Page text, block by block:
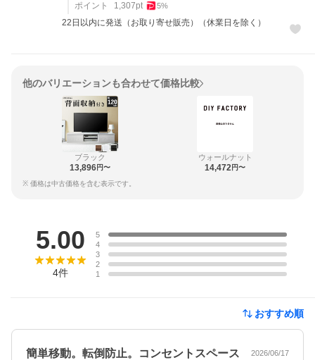
ポイント
1,307pt 5%
22日以内に発送（お取り寄せ販売）（休業日を除く）
他のバリエーションも合わせて価格比較
ブラック
13,896円〜
ウォールナット
14,472円〜
※ 価格は中古価格を含む表示です。
5.00
4件
5
4
3
2
1
おすすめ順
簡単移動。転倒防止。コンセントスペース 2026/06/17